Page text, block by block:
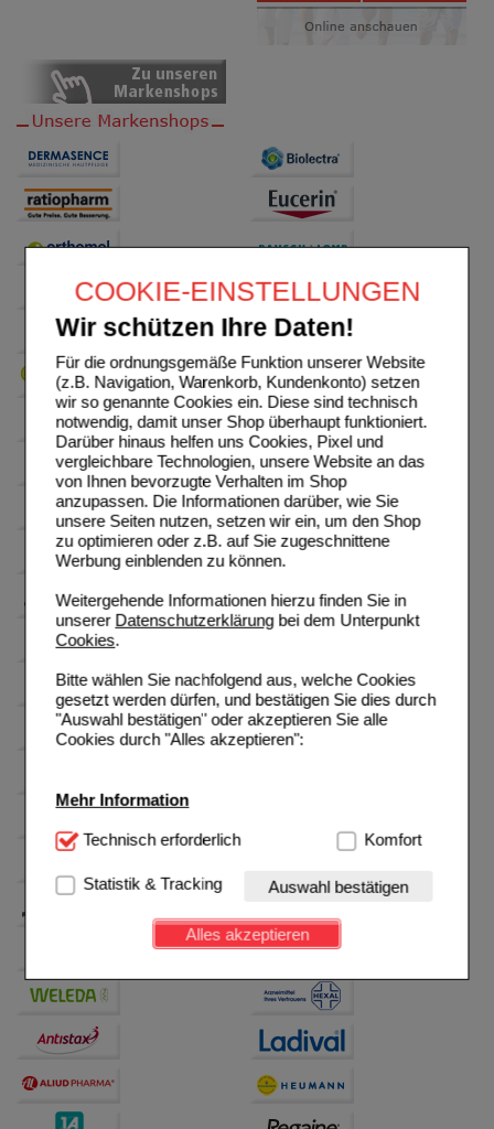
COOKIE-EINSTELLUNGEN
Wir schützen Ihre Daten!
Für die ordnungsgemäße Funktion unserer Website
(z.B. Navigation, Warenkorb, Kundenkonto) setzen
wir so genannte Cookies ein. Diese sind technisch
notwendig, damit unser Shop überhaupt funktioniert.
Darüber hinaus helfen uns Cookies, Pixel und
vergleichbare Technologien, unsere Website an das
von Ihnen bevorzugte Verhalten im Shop
anzupassen. Die Informationen darüber, wie Sie
unsere Seiten nutzen, setzen wir ein, um den Shop
zu optimieren oder z.B. auf Sie zugeschnittene
Werbung einblenden zu können.
Weitergehende Informationen hierzu finden Sie in
unserer Datenschutzerklärungbei dem Unterpunkt
Cookies.
Bitte wählen Sie nachfolgend aus, welche Cookies
gesetzt werden dürfen, und bestätigen Sie dies durch
"Auswahl bestätigen" oder akzeptieren Sie alle
Cookies durch "Alles akzeptieren":
Mehr Information
Technisch Notwendig:Hierbei handelt es sich um
Website notwendig sind (z.B. Navigation, Warenkorb,
Kundenkonto), weshalb auf diese nicht verzichtet
werden kann.
Einkaufserlebnis noch ansprechender zu gestalten,
beispielsweise für die Wiedererkennung des
Verhaltensweisen (z.B. Spracheinstellung)
anzupassen. Komfort-Cookies ermöglichen es uns
auch auf Ihre Bedürfnisse zugeschrittene Inhalte
anzuzeigen und unser Partnerprogramm zu
betreiben.
Technisch erforderlich Komfort
Statistik & Tracking Auswahl bestätigen
Alles akzeptieren